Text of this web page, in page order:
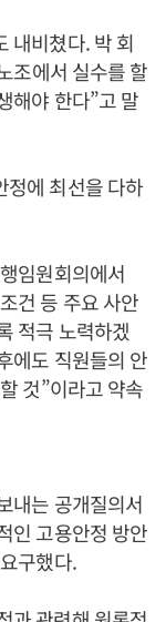
내비쳤다. 박 회
조에서 실수를 할
해야 한다”고 말
정에 최선을 다하
임원회의에서
건 등 주요 사안
적극 노력하겠
에도 직원들의 안
것”이라고 약속
내는 공개질의서
인 고용안정 방안
구했다.